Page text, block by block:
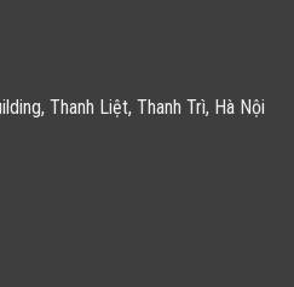
Thanh Liệt, Thanh Trì, Hà Nội